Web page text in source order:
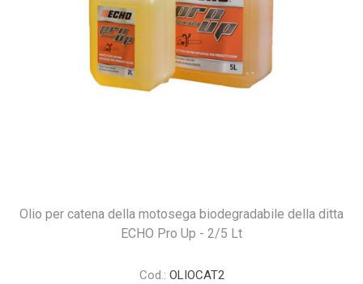
Olio per catena della motosega biodegradabile della ditta
ECHO Pro Up - 2/5 Lt
Cod.: OLIOCAT2